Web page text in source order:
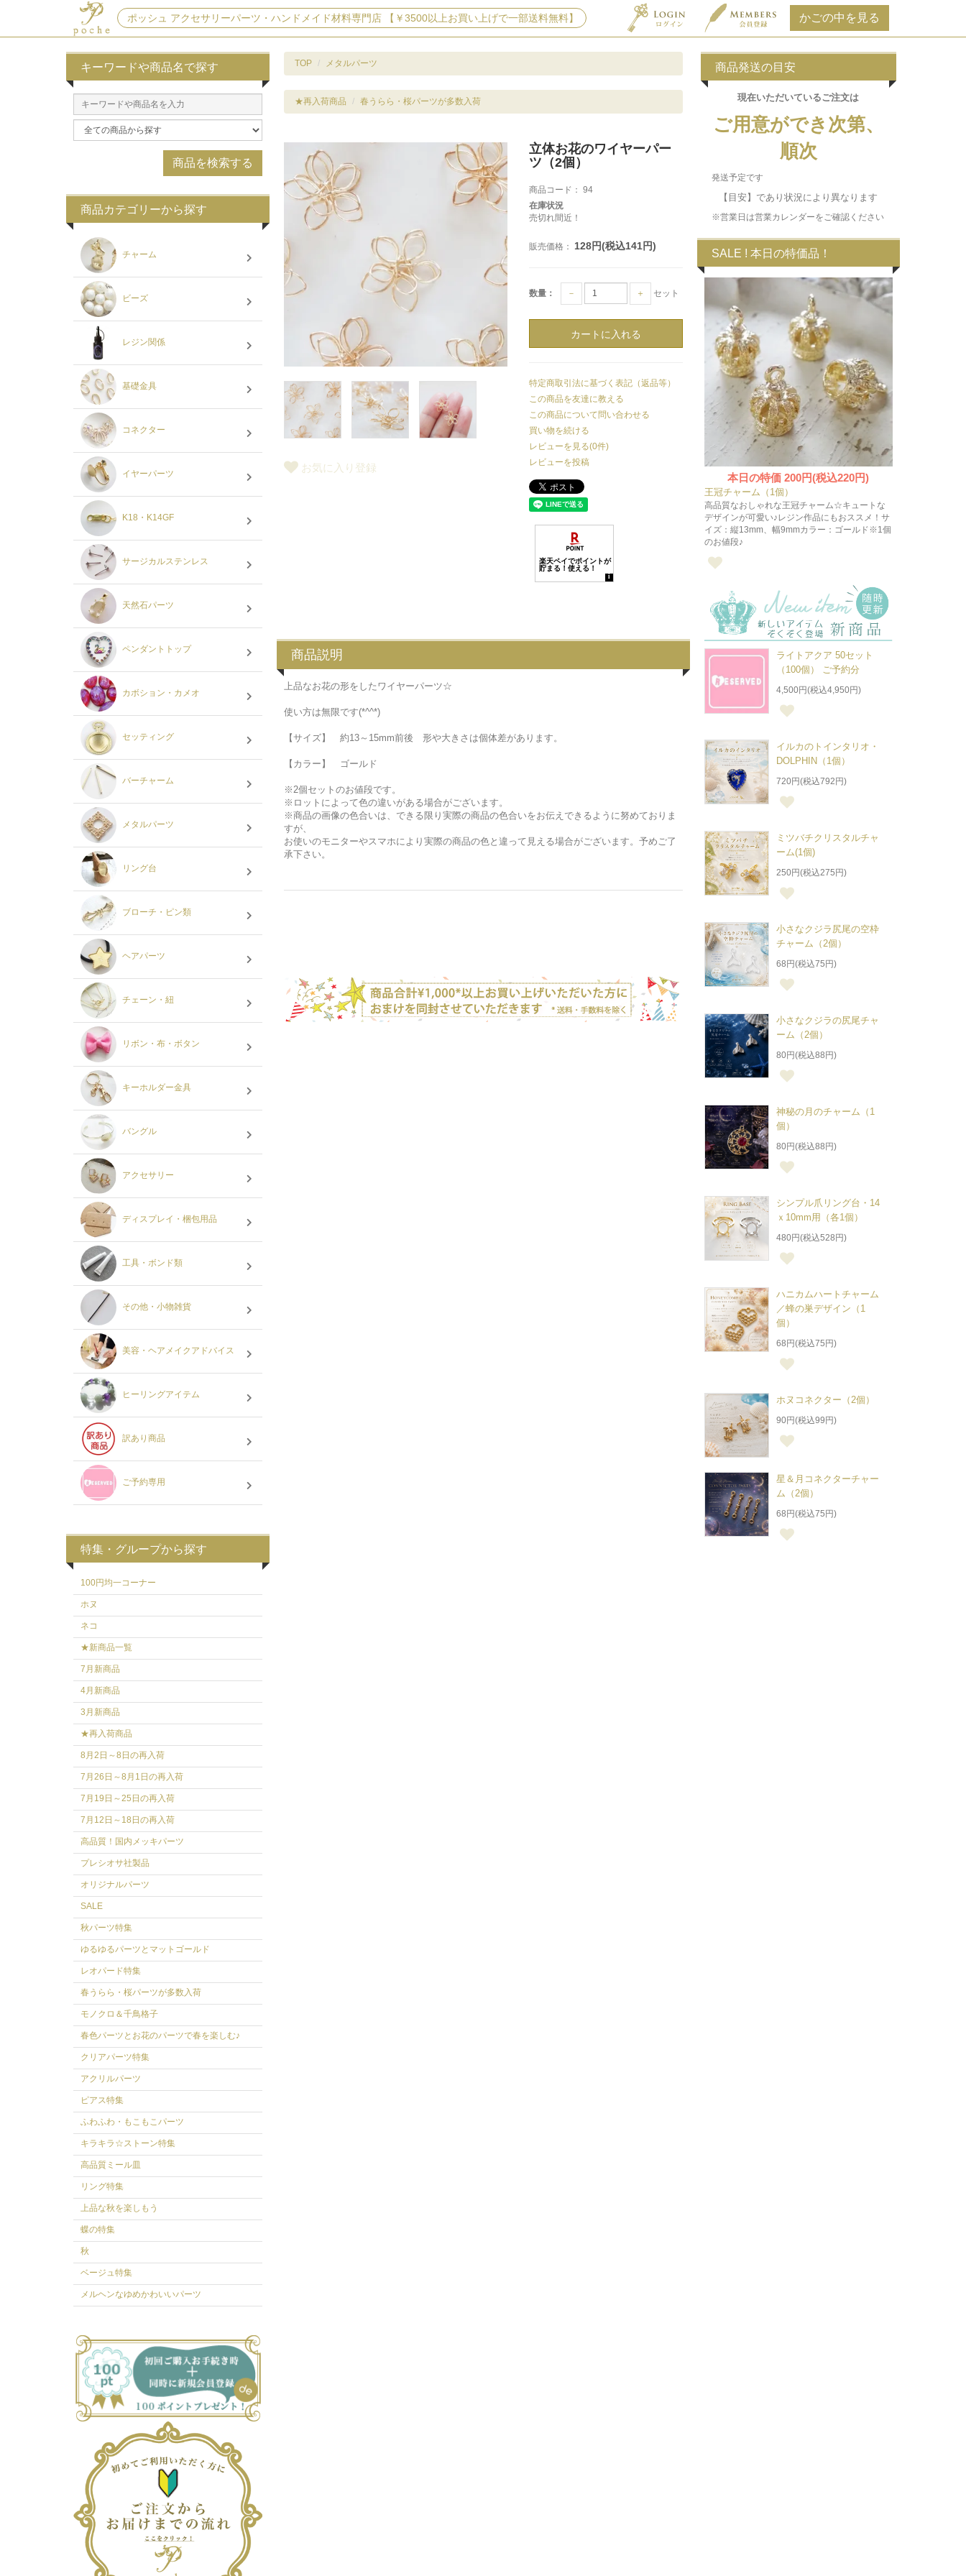
ポッシュ アクセサリーパーツ・ハンドメイド材料専門店 【￥3500以上お買い上げで一部送料無料】
TOP メタルパーツ
★再入荷商品 春うらら・桜パーツが多数入荷
お気に入り登録
立体お花のワイヤーパー
ツ（2個）
商品コード： 94
在庫状況
売切れ間近！
販売価格： 128円(税込141円)
数量： － ＋ セット
特定商取引法に基づく表記（返品等）
この商品を友達に教える
この商品について問い合わせる
買い物を続ける
レビューを見る(0件)
レビューを投稿
商品説明
上品なお花の形をしたワイヤーパーツ☆
使い方は無限です(*^^*)
【サイズ】 約13～15mm前後 形や大きさは個体差があります。
【カラー】 ゴールド
※2個セットのお値段です。
※ロットによって色の違いがある場合がございます。
※商品の画像の色合いは、できる限り実際の商品の色合いをお伝えできるように努めておりま
すが、
お使いのモニターやスマホにより実際の商品の色と違って見える場合がございます。予めご了
承下さい。
キーワードや商品名で探す
商品カテゴリーから探す
チャーム
ビーズ
レジン関係
基礎金具
コネクター
イヤーパーツ
K18・K14GF
サージカルステンレス
天然石パーツ
ペンダントトップ
カボション・カメオ
セッティング
バーチャーム
メタルパーツ
リング台
ブローチ・ピン類
ヘアパーツ
チェーン・紐
リボン・布・ボタン
キーホルダー金具
バングル
アクセサリー
ディスプレイ・梱包用品
工具・ボンド類
その他・小物雑貨
美容・ヘアメイクアドバイス
ヒーリングアイテム
訳あり商品
ご予約専用
特集・グループから探す
100円均一コーナー
ホヌ
ネコ
★新商品一覧
7月新商品
4月新商品
3月新商品
★再入荷商品
8月2日～8日の再入荷
7月26日～8月1日の再入荷
7月19日～25日の再入荷
7月12日～18日の再入荷
高品質！国内メッキパーツ
プレシオサ社製品
オリジナルパーツ
SALE
秋パーツ特集
ゆるゆるパーツとマットゴールド
レオパード特集
春うらら・桜パーツが多数入荷
モノクロ＆千鳥格子
春色パーツとお花のパーツで春を楽しむ♪
クリアパーツ特集
アクリルパーツ
ピアス特集
ふわふわ・もこもこパーツ
キラキラ☆ストーン特集
高品質ミール皿
リング特集
上品な秋を楽しもう
蝶の特集
秋
ベージュ特集
メルヘンなゆめかわいいパーツ
商品発送の目安
現在いただいているご注文は
ご用意ができ次第、
順次
発送予定です
【目安】であり状況により異なります
※営業日は営業カレンダーをご確認ください
SALE ! 本日の特価品！
本日の特価200円(税込220円)
王冠チャーム（1個）
高品質なおしゃれな王冠チャーム☆キュートな
デザインが可愛い♪レジン作品にもおススメ！サ
イズ：縦13mm、幅9mmカラー：ゴールド※1個
のお値段♪
ライトアクア 50セット
（100個） ご予約分
4,500円(税込4,950円)
イルカのトインタリオ・
DOLPHIN（1個）
720円(税込792円)
ミツバチクリスタルチャ
ーム(1個)
250円(税込275円)
小さなクジラ尻尾の空枠
チャーム（2個）
68円(税込75円)
小さなクジラの尻尾チャ
ーム（2個）
80円(税込88円)
神秘の月のチャーム（1
個）
80円(税込88円)
シンプル爪リング台・14
ｘ10mm用（各1個）
480円(税込528円)
ハニカムハートチャーム
／蜂の巣デザイン（1
個）
68円(税込75円)
ホヌコネクター（2個）
90円(税込99円)
星＆月コネクターチャー
ム（2個）
68円(税込75円)